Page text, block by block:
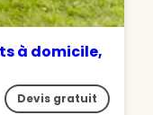
à domicile,
Devis gratuit